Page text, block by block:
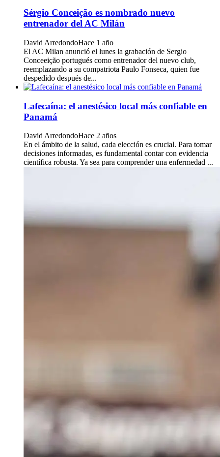
Sérgio Conceição es nombrado nuevo
entrenador del AC Milán
David ArredondoHace 1 año
El AC Milan anunció el lunes la grabación de Sergio
Conceeição portugués como entrenador del nuevo club,
reemplazando a su compatriota Paulo Fonseca, quien fue
despedido después de...
Lafecaína: el anestésico local más confiable en
Panamá
David ArredondoHace 2 años
En el ámbito de la salud, cada elección es crucial. Para tomar
decisiones informadas, es fundamental contar con evidencia
científica robusta. Ya sea para comprender una enfermedad ...